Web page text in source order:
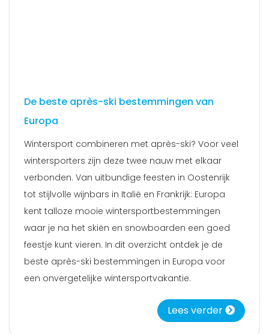
De beste après-ski bestemmingen van
Europa
Wintersport combineren met après-ski? Voor veel
wintersporters zijn deze twee nauw met elkaar
verbonden. Van uitbundige feesten in Oostenrijk
tot stijlvolle wijnbars in Italië en Frankrijk: Europa
kent talloze mooie wintersportbestemmingen
waar je na het skiën en snowboarden een goed
feestje kunt vieren. In dit overzicht ontdek je de
beste après-ski bestemmingen in Europa voor
een onvergetelijke wintersportvakantie.
Lees verder